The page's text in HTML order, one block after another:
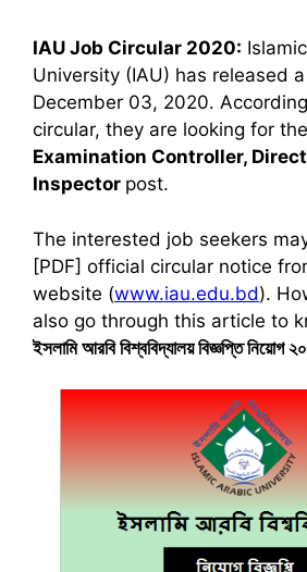
IAU Job Circular 2020:
University (IAU) has released
December 03, 2020.
circular, they are looking for
Examination Controller,
Inspector post.
The interested job seekers
[PDF] official circular notice
website (www.iau.edu.bd).
also go through this article to
ইসলামি আরবি বিশ্ববিদ্যালয়বিজ্ঞপ্তি নিয়োগ